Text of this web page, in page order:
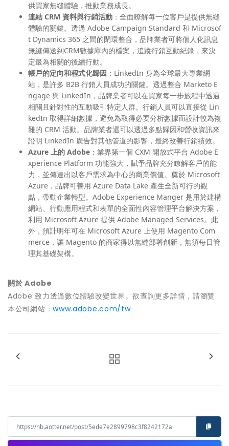
供買家無縫體驗，推動業務成長。
連結 CRM 資料與行銷活動 ：全面瞭解每一位客戶是提供無縫
體驗的關鍵。透過 Adobe Campaign Standard 和 Microsof
t Dynamics 365 之間的閉環整合，品牌業者可將個人化訊息
無縫傳送到CRM數據庫內的檔案，追蹤行銷互動紀錄，來決
定最為相關的後續行動。
帳戶的定向和程式化歸因 ：LinkedIn 身為全球最大專業網
站，是許多 B2B 行銷人員成功的關鍵。透過整合 Marketo E
ngage 與 LinkedIn，品牌業者可以在買家每一步旅程中透過
相關且針對性的互動吸引特定人群。行銷人員可以直接從 Lin
kedIn 取得詳細數據，避免為取得必要分析數據而設計較為複
雜的 CRM 活動。品牌業者還可以透過多點歸因和營收資訊來
證明 LinkedIn 廣告對其他管道的影響，最終改善行銷績效。
Azure 上的 Adobe ：業界第一個 CXM 開放式平台 Adobe E
xperience Platform 功能強大，賦予品牌充分瞭解客戶的能
力，並傳達出以客戶需求為中心的商業價值。奠於 Microsoft
Azure，品牌可善用 Azure Data Lake 產生全新可行的觀
點，帶動企業轉型。Adobe Experience Manger 是用於建構
網站、行動應用程式和表單的全面性內容管理平台解決方案，
利用 Microsoft Azure 提供 Adobe Managed Services。此
外，預計明年可在 Microsoft Azure 上使用 Magento Com
merce，讓 Magento 的商家得以無縫部署創新，無須每日管
理其基礎架構。
關於 Adobe
Adobe 致力透過數位體驗改變世界。欲查詢更多詳情，請瀏覽
本公司網站：www.adobe.com/tw